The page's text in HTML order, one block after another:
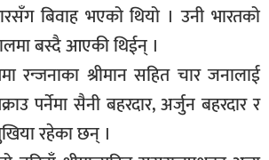
बिवाह भएको थियो । उनी भारतको
बस्दै आएकी थिईन् ।
रन्जनाका श्रीमान सहित चार जनालाई
पर्नेमा सैनी बहरदार, अर्जुन बहरदार र
रहेका छन् ।